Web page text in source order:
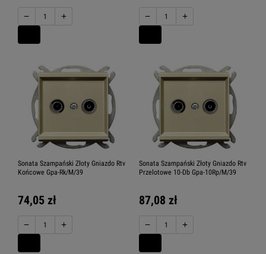
− + − +
Sonata Szampański Złoty Gniazdo Rtv
Końcowe Gpa-Rk/M/39
74,05 zł
− +
Sonata Szampański Złoty Gniazdo Rtv
Przelotowe 10-Db Gpa-10Rp/M/39
87,08 zł
− +